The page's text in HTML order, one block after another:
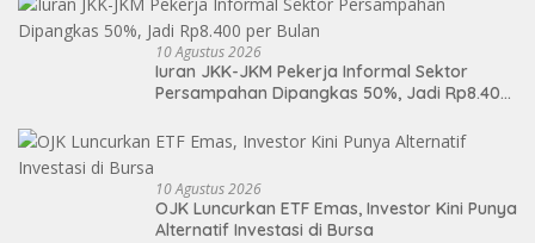
10 Agustus 2026
Iuran JKK-JKM Pekerja Informal Sektor
Persampahan Dipangkas 50%, Jadi Rp8.400
10 Agustus 2026
OJK Luncurkan ETF Emas, Investor Kini Punya
Alternatif Investasi di Bursa